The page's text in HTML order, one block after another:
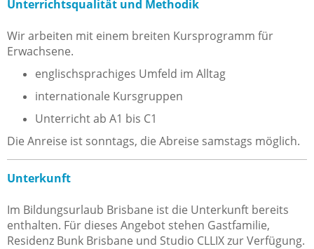
Unterrichtsqualität und Methodik
Wir arbeiten mit einem breiten Kursprogramm für
Erwachsene.
englischsprachiges Umfeld im Alltag
internationale Kursgruppen
Unterricht ab A1 bis C1
Die Anreise ist sonntags, die Abreise samstags möglich.
Unterkunft
Im Bildungsurlaub Brisbane ist die Unterkunft bereits
enthalten. Für dieses Angebot stehen Gastfamilie,
Residenz Bunk Brisbane und Studio CLLIX zur Verfügung.